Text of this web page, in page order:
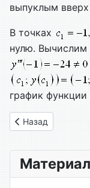
выпуклым вверх
В точках
нулю. Вычислим
график функции
Предыдущий: 09.
Назад